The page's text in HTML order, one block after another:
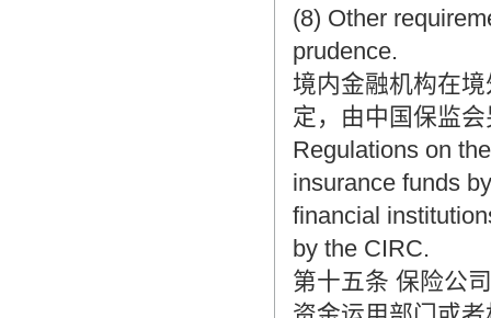
(8) Other
prudence.
境内金融机构在
定，由中国保监
Regulations on
insurance funds
financial
by the CIRC.
第十五条 保险公